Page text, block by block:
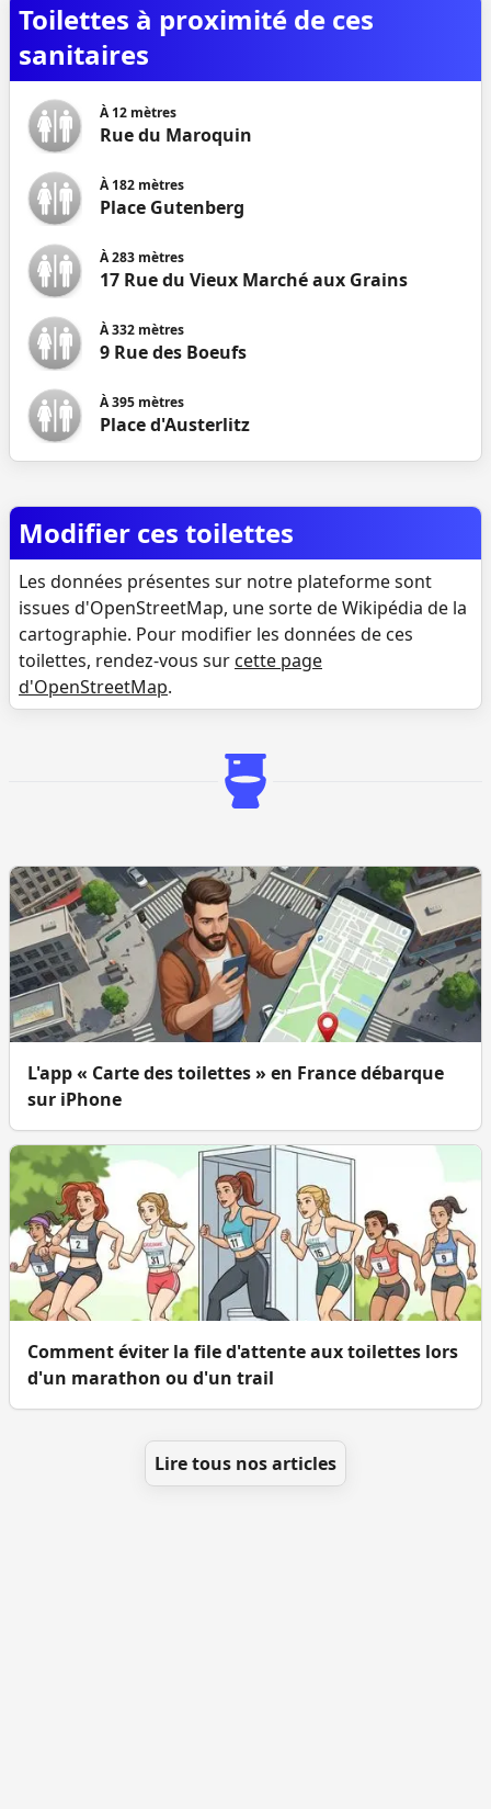
Toilettes à proximité de ces
sanitaires
À12 mètres
Rue du Maroquin
À182 mètres
Place Gutenberg
À283 mètres
17 Rue du Vieux Marché aux Grains
À332 mètres
9 Rue des Boeufs
À395 mètres
Place d'Austerlitz
Modifier ces toilettes
Les données présentes sur notre plateforme sont
issues d'OpenStreetMap, une sorte de Wikipédia de la
cartographie. Pour modifier les données de ces
toilettes, rendez-vous sur cette page
d'OpenStreetMap.
L'app « Carte des toilettes » en France débarque
sur iPhone
Comment éviter la file d'attente aux toilettes lors
d'un marathon ou d'un trail
Lire tous nos articles